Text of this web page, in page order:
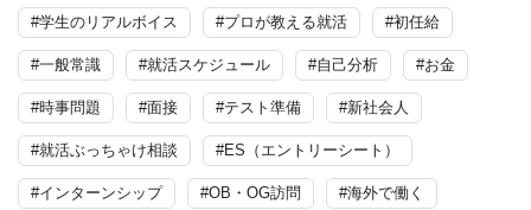
#学生のリアルボイス #プロが教える就活 #初任給
#一般常識 #就活スケジュール #自己分析 #お金
#時事問題 #面接 #テスト準備 #新社会人
#就活ぶっちゃけ相談 #ES（エントリーシート）
#インターンシップ #OB・OG訪問 #海外で働く